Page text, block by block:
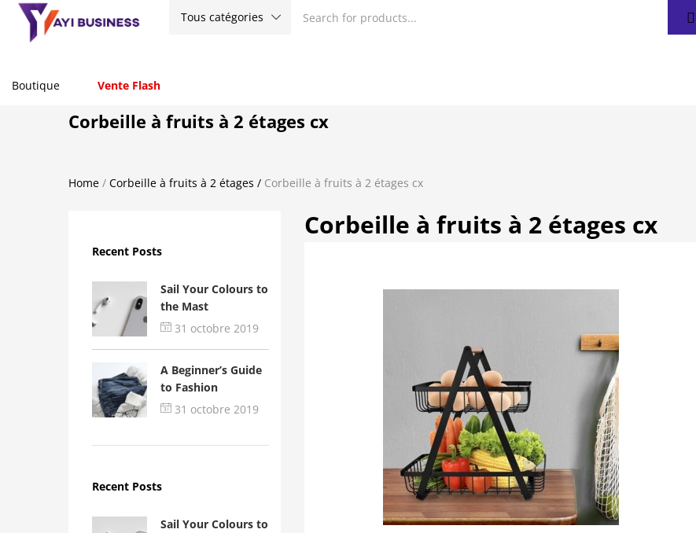
Tous catégories
Boutique Vente Flash
Corbeille à fruits à 2 étages cx
Home / Corbeille à fruits à 2 étages / Corbeille à fruits à 2 étages cx
Recent Posts
Sail Your Colours to
the Mast
31 octobre 2019
A Beginner’s Guide
to Fashion
31 octobre 2019
Recent Posts
Sail Your Colours to
Corbeille à fruits à 2 étages cx